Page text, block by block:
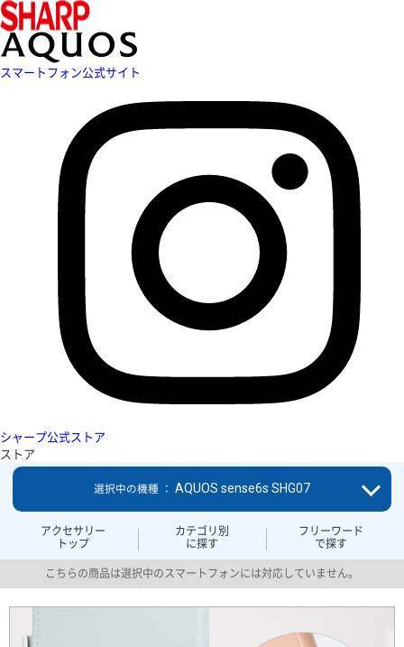
スマートフォン公式サイト
シャープ公式ストア
ストア
アクセサリー
トップ
カテゴリ別
に探す
フリーワード
で探す
選択中の機種 ： AQUOS sense6s SHG07
こちらの商品は選択中のスマートフォンには対応していません。